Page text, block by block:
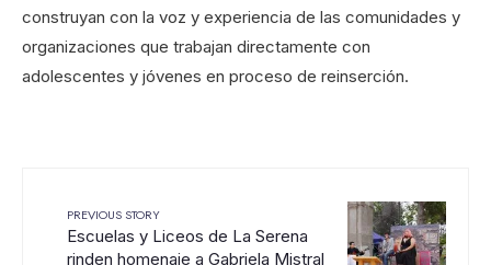
construyan con la voz y experiencia de las comunidades y
organizaciones que trabajan directamente con
adolescentes y jóvenes en proceso de reinserción.
PREVIOUS STORY
Escuelas y Liceos de La Serena
rinden homenaje a Gabriela Mistral